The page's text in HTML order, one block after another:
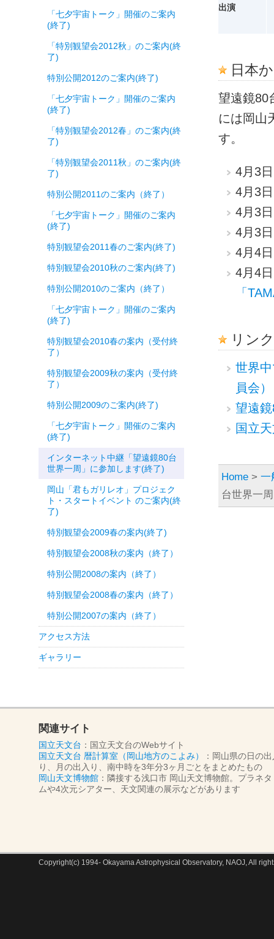
出演
日本
望遠鏡80
には岡山
す。
4月3
4月3
4月3
4月3
4月4
4月4
「
リンク
世界
員会）
望遠
国立
Home > 一
台世界一
「七夕宇宙トーク」開催のご案内
(終了)
「特別観望会2012秋」のご案内(終
了)
特別公開2012のご案内(終了)
「七夕宇宙トーク」開催のご案内
(終了)
「特別観望会2012春」のご案内(終
了)
「特別観望会2011秋」のご案内(終
了)
特別公開2011のご案内（終了）
「七夕宇宙トーク」開催のご案内
(終了)
特別観望会2011春のご案内(終了)
特別観望会2010秋のご案内(終了)
特別公開2010のご案内（終了）
「七夕宇宙トーク」開催のご案内
(終了)
特別観望会2010春の案内（受付終
了）
特別観望会2009秋の案内（受付終
了）
特別公開2009のご案内(終了)
「七夕宇宙トーク」開催のご案内
(終了)
インターネット中継「望遠鏡80台
世界一周」に参加します(終了)
岡山「君もガリレオ」プロジェク
ト・スタートイベント のご案内(終
了)
特別観望会2009春の案内(終了)
特別観望会2008秋の案内（終了）
特別公開2008の案内（終了）
特別観望会2008春の案内（終了）
特別公開2007の案内（終了）
アクセス方法
ギャラリー
関連サイト
国立天文台 ：国立天文台のWebサイト
国立天文台 暦計算室（岡山地方のこよみ）
：岡山県の日の
り、月の出入り、南中時を3年分3ヶ月ごとをまとめたもの
岡山天文博物館 ：隣接する浅口市 岡山天文博物館。プラネタ
ムや4次元シアター、天文関連の展示などがあります
Copyright(c) 1994- Okayama Astrophysical Observatory, NAOJ, All